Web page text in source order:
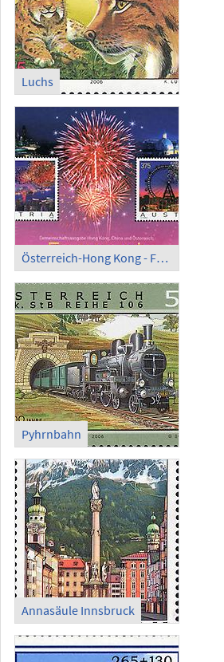
Luchs
Österreich-Hong Kong - Feuerwerk
Pyhrnbahn
Annasäule Innsbruck